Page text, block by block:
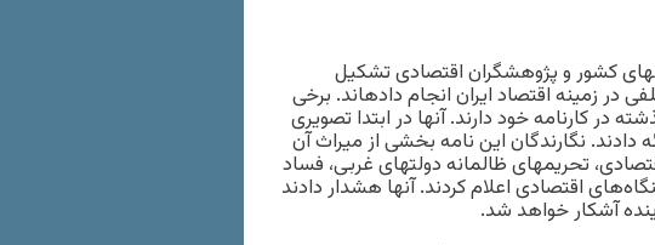
کشور و پژوهشگران اقتصادی تشکیل
زمینه اقتصاد ایران انجام داده‏اند. برخی
در کارنامه خود دارند. آنها در ابتدا تصویری
نگارندگان این نامه بخشی از میراث آن
تحریم‏های ظالمانه دولت‏های غربی، فساد
اقتصادی اعلام کردند. آنها هشدار دادند
آشکار خواهد شد.